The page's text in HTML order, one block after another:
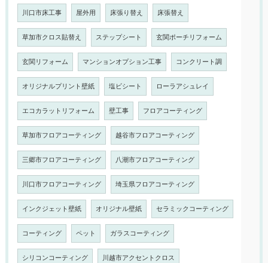
川口市床工事 屋外用 床張り替え 床張替え
草加市クロス貼替え ステップシート 玄関ポーチリフォーム
玄関リフォーム マンションオプション工事 コンクリート調
オリジナルプリント壁紙 塩ビシート ローラアシュレイ
エコカラットリフォーム 壁工事 フロアコーティング
草加市フロアコーティング 越谷市フロアコーティング
三郷市フロアコーティング 八潮市フロアコーティング
川口市フロアコーティング 埼玉県フロアコーティング
インクジェット壁紙 オリジナル壁紙 セラミックコーティング
コーティング ペット ガラスコーティング
シリコンコーティング 川越市アクセントクロス